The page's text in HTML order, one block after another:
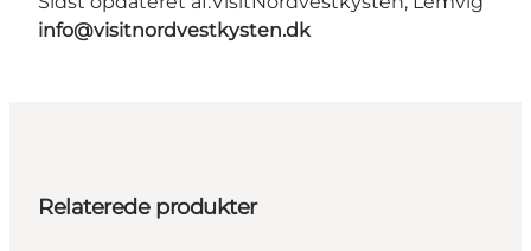
info@visitnordvestkysten.dk
Relaterede produkter